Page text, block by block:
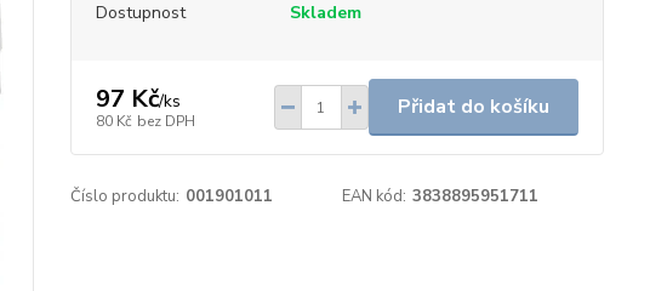
Dostupnost Skladem
97 Kč/ks
80 Kč bez DPH
Přidat do košíku
Číslo produktu: 001901011 EAN kód: 3838895951711